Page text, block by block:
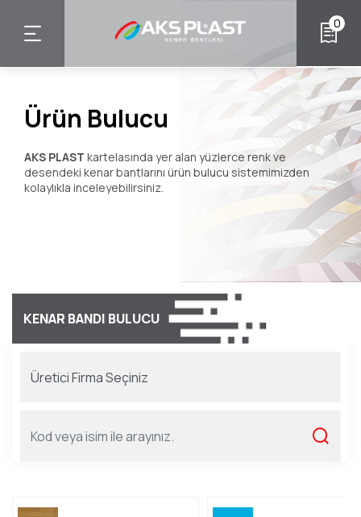
içeriğe
0
Ürün Bulucu
AKS PLAST kartelasında yer alan yüzlerce renk ve
desendeki kenar bantlarını ürün bulucu sistemimizden
kolaylıkla inceleyebilirsiniz.
KENAR BANDI BULUCU